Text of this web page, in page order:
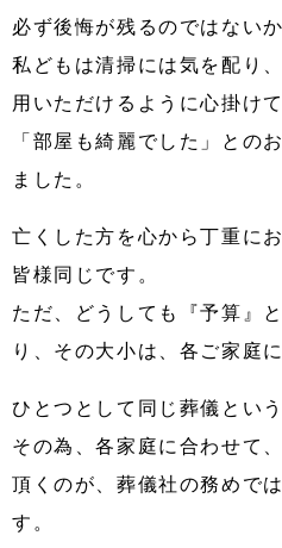
必ず後悔が残るのではない
私どもは清掃には気を配り
用いただけるように心掛け
「部屋も綺麗でした」との
ました。
亡くした方を心から丁重に
皆様同じです。
ただ、どうしても『予算』
り、その大小は、各ご家庭
ひとつとして同じ葬儀とい
その為、各家庭に合わせて
頂くのが、葬儀社の務めで
す。